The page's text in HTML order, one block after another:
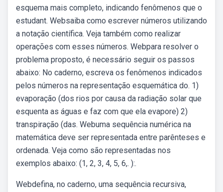
esquema mais completo, indicando fenômenos que o
estudant. Websaiba como escrever números utilizando
a notação científica. Veja também como realizar
operações com esses números. Webpara resolver o
problema proposto, é necessário seguir os passos
abaixo: No caderno, escreva os fenômenos indicados
pelos números na representação esquemática do. 1)
evaporação (dos rios por causa da radiação solar que
esquenta as águas e faz com que ela evapore) 2)
transpiração (das. Webuma sequência numérica na
matemática deve ser representada entre parênteses e
ordenada. Veja como são representadas nos
exemplos abaixo: (1, 2, 3, 4, 5, 6,. ):.
Webdefina, no caderno, uma sequência recursiva,